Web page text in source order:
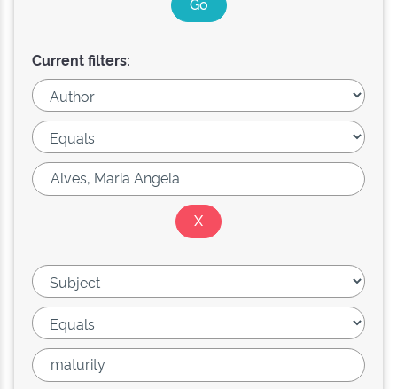
Current filters: